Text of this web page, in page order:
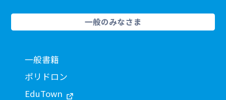
一般のみなさま
一般書籍
ポリドロン
EduTown